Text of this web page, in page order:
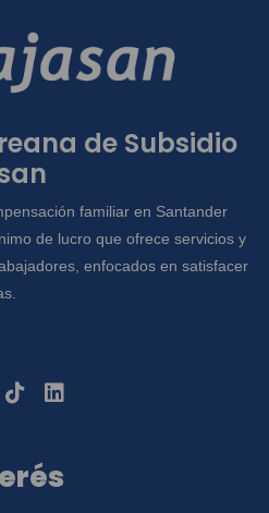
de Subsidio
familiar en Santander
de lucro que ofrece servicios y
enfocados en satisfacer